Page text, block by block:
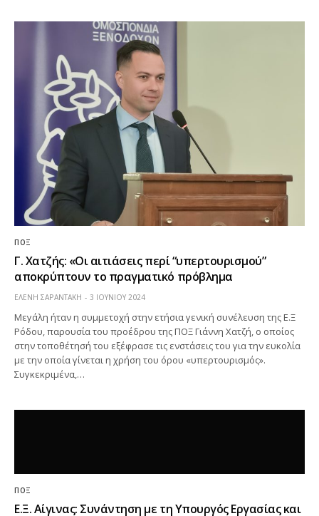
ΠΟΞ
Γ. Χατζής: «Οι αιτιάσεις περί “υπερτουρισμού”
αποκρύπτουν το πραγματικό πρόβλημα
ΕΛΕΝΗ ΣΑΡΑΝΤΑΚΗ 3 ΙΟΥΝΊΟΥ 2024
Μεγάλη ήταν η συμμετοχή στην ετήσια γενική συνέλευση της Ε.Ξ
Ρόδου, παρουσία του προέδρου της ΠΟΞ Γιάννη Χατζή, ο οποίος
στην τοποθέτησή του εξέφρασε τις ενστάσεις του για την ευκολία
με την οποία γίνεται η χρήση του όρου «υπερτουρισμός».
Συγκεκριμένα,…
ΠΟΞ
Ε.Ξ. Αίγινας: Συνάντηση με τη Υπουργός Εργασίας και